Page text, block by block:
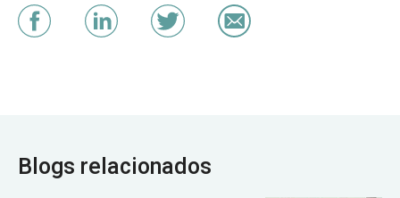
Blogs relacionados